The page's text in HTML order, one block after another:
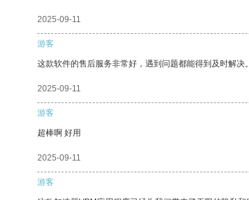
2025-09-11
游客
这款软件的售后服务非常好，遇到问题都能得到及时解决。
2025-09-11
游客
超棒啊 好用
2025-09-11
游客